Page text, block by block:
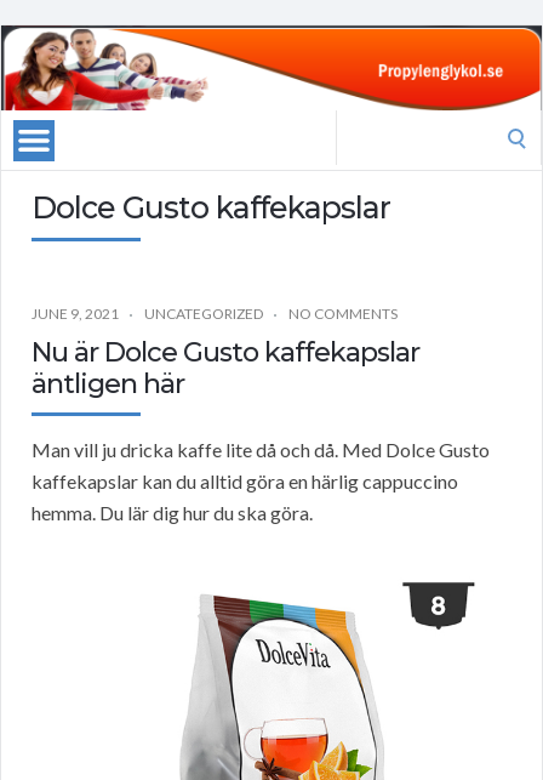
Dolce Gusto kaffekapslar
JUNE 9, 2021 UNCATEGORIZED NO COMMENTS
Nu är Dolce Gusto kaffekapslar
äntligen här
Man vill ju dricka kaffe lite då och då. Med Dolce Gusto
kaffekapslar kan du alltid göra en härlig cappuccino
hemma. Du lär dig hur du ska göra.